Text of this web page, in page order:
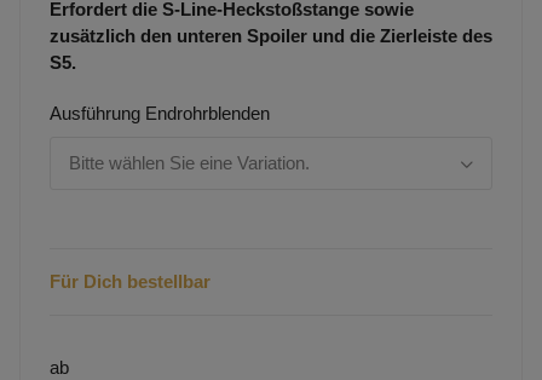
Erfordert die S-Line-Heckstoßstange sowie
zusätzlich den unteren Spoiler und die Zierleiste des
S5.
Ausführung Endrohrblenden
Bitte wählen Sie eine Variation.
Für Dich bestellbar
ab